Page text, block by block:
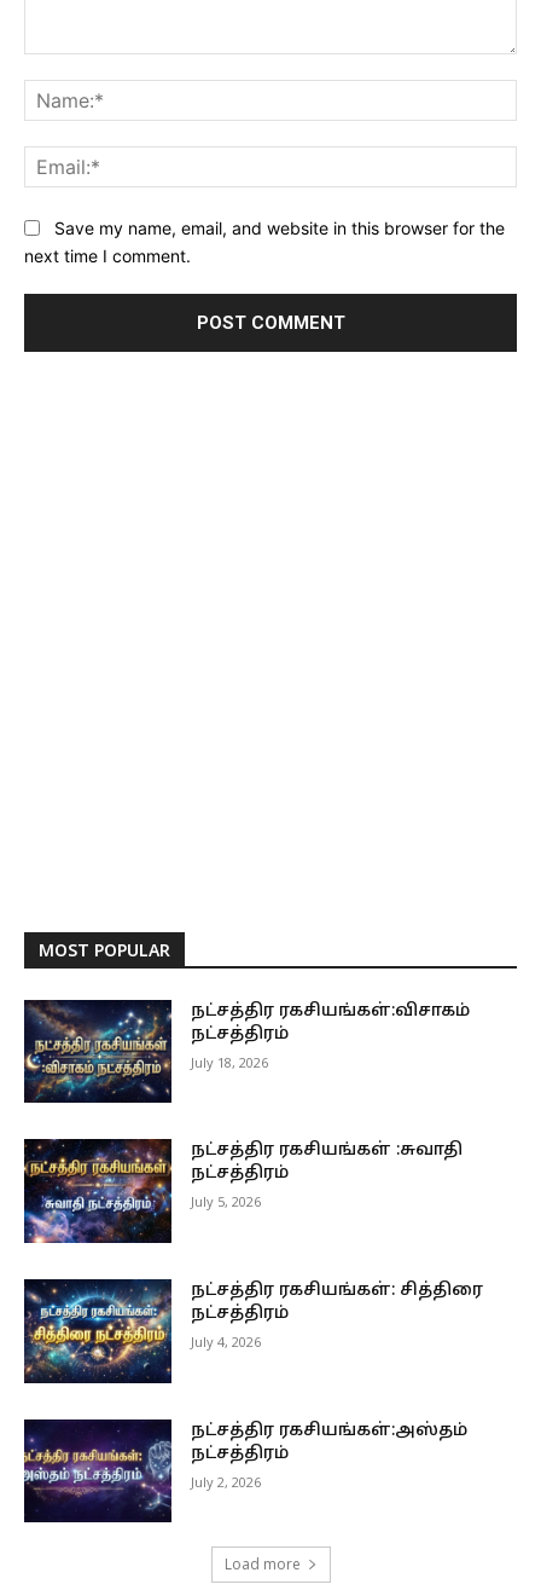
Website:Save my name, email, and website in this browser for the
next time I comment.
MOST POPULAR
நட்சத்திர ரகசியங்கள்:விசாகம்
நட்சத்திரம்
July 18, 2026
நட்சத்திர ரகசியங்கள் :சுவாதி
நட்சத்திரம்
July 5, 2026
நட்சத்திர ரகசியங்கள்: சித்திரை
நட்சத்திரம்
July 4, 2026
நட்சத்திர ரகசியங்கள்:அஸ்தம்
நட்சத்திரம்
July 2, 2026
Load more